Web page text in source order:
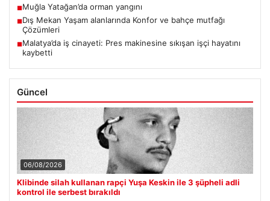
■Muğla Yatağan’da orman yangını
■Dış Mekan Yaşam alanlarında Konfor ve bahçe mutfağı
Çözümleri
■Malatya’da iş cinayeti: Pres makinesine sıkışan işçi hayatını
kaybetti
Güncel
06/08/2026
Klibinde silah kullanan rapçi Yuşa Keskin ile 3 şüpheli adli
kontrol ile serbest bırakıldı